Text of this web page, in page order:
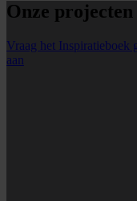
Onze
Vraag het Inspiratieboek
aan